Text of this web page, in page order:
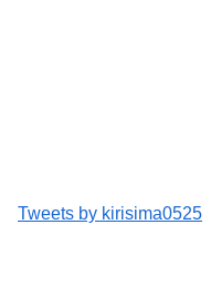
Tweets by kirisima0525